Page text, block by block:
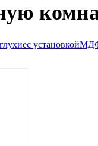
глухиес установкой